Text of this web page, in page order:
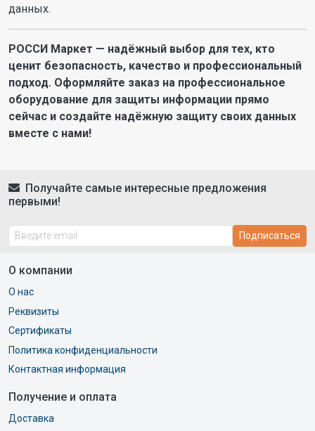
данных.
РОССИ Маркет — надёжный выбор для тех, кто
ценит безопасность, качество и профессиональный
подход. Оформляйте заказ на профессиональное
оборудование для защиты информации прямо
сейчас и создайте надёжную защиту своих данных
вместе с нами!
Получайте самые интересные предложения
первыми!
Подписаться
О компании
О нас
Реквизиты
Сертификаты
Политика конфиденциальности
Контактная информация
Получение и оплата
Доставка